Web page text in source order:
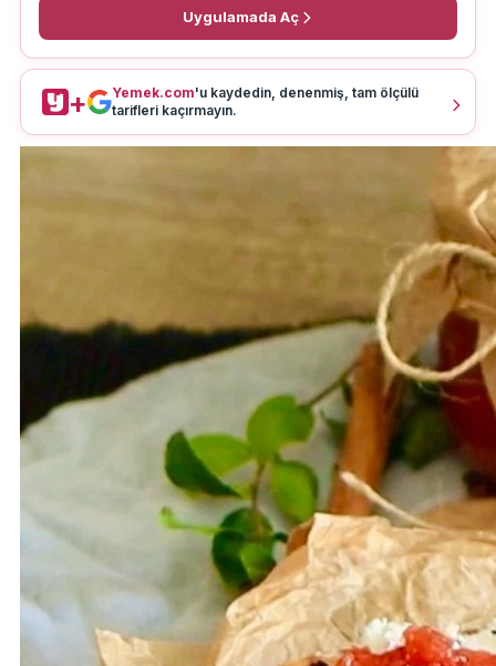
Uygulamada Aç
+ Yemek.com'u kaydedin, denenmiş, tam ölçülü
tarifleri kaçırmayın.